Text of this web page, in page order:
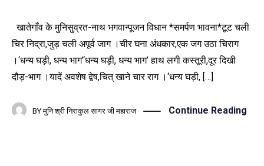
खातेगाँव के मुनिसुव्रत-नाथ भगवान्पूजन विधान *समर्पण भावना*टूट चली
चिर निद्रा,जुड़ चली अपूर्व जाग ।चीर घना अंधकार,एक जग उठा चिराग
।‘धन्य घड़ी, धन्य भाग’‘धन्य घड़ी, धन्य भाग’ हाथ लगी कस्तूरी,दूर दिखी
दौड़-भाग ।यादें अवशेष द्वेष,चित् खाने चार राग ।‘धन्य घड़ी, […]
BY मुनि श्री निराकुल सागर जी महाराज Continue Reading